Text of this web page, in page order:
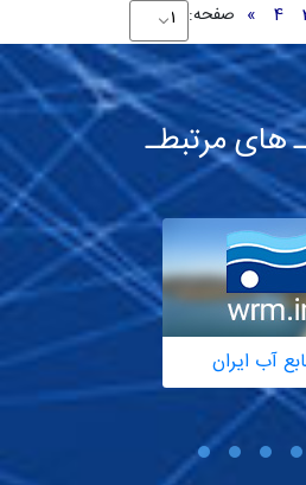
4
» صفحه:
های مرتبطـ
آب ایران